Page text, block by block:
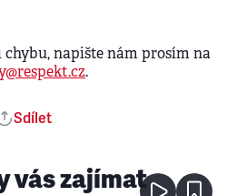
chybu, napište nám prosím na
.
Sdílet
vás zajímat